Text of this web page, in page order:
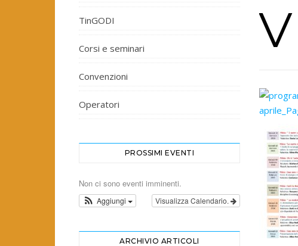
TinGODI
Corsi e seminari
Convenzioni
Operatori
PROSSIMI EVENTI
Non ci sono eventi imminenti.
Visualizza Calendario.
Aggiungi
ARCHIVIO ARTICOLI
V